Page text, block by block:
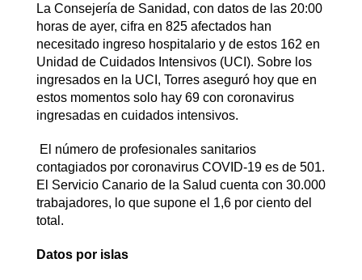
La Consejería de Sanidad, con datos de las 20:00
horas de ayer, cifra en 825 afectados han
necesitado ingreso hospitalario y de estos 162 en
Unidad de Cuidados Intensivos (UCI). Sobre los
ingresados en la UCI, Torres aseguró hoy que en
estos momentos solo hay 69 con coronavirus
ingresadas en cuidados intensivos.
El número de profesionales sanitarios
contagiados por coronavirus COVID-19 es de 501.
El Servicio Canario de la Salud cuenta con 30.000
trabajadores, lo que supone el 1,6 por ciento del
total.
Datos por islas